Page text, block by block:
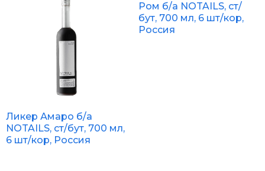
Ликер Амаро б/а
NOTAILS, ст/бут, 700 мл,
6 шт/кор, Россия
Ром б/а NOTAILS, ст/
бут, 700 мл, 6 шт/кор,
Россия